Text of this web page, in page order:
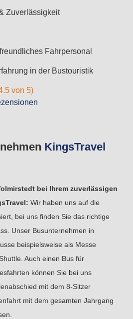
KingsTravel
bei Ihrem zuverlässigen
Wir haben uns auf die
bei uns finden Sie das richtige
Unser Busunternehmen in
beispielsweise als Messe
Auch einen Bus für
können Sie bei uns
mit dem 8-Sitzer
mit dem gesamten Jahrgang
Zuverlässigkeit
Fahrpersonal
in der Bustouristik
von 5)